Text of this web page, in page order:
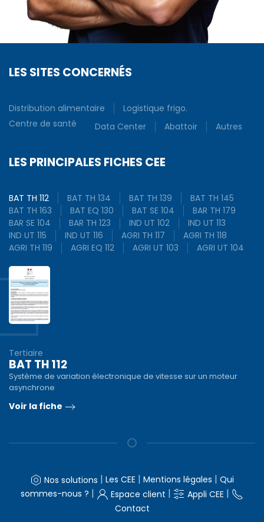
LES SITES CONCERNÉS
Distribution alimentaire
Logistique frigo.
Centre de santé
Data Center Abattoir Autres
LES PRINCIPALES FICHES CEE
BAT TH 112 BAT TH 134 BAT TH 139
BAT TH 145
BAT TH 163
BAT EQ 130 BAT SE 104
BAR TH 179
BAR SE 104
BAR TH 123 IND UT 102
IND UT 113
IND UT 115
IND UT 116 AGRI TH 117
AGRI TH 118
AGRI TH 119
AGRI EQ 112 AGRI UT 103 AGRI UT 104
Tertiaire
BAT TH 112
Système de variation électronique de vitesse sur un moteur
asynchrone
Voir la fiche
Nos solutions | Les CEE | Mentions légales | Qui
sommes-nous ? | Espace client | Appli CEE |
Contact